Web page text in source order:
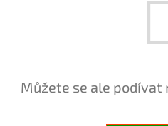
Můžete se ale